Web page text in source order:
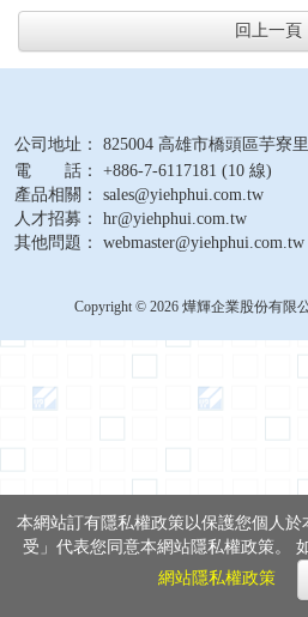
回上一頁
公司地址： 825004 高雄市橋頭區芋寮
電 話： +886-7-6117181 (10 線)
產品相關： sales@yiehphui.com.tw
人才招募： hr@yiehphui.com.tw
其他問題： webmaster@yiehphui.com.tw
Copyright © 2026 燁輝企業股份有限
本網站訂有隱私權政策以保護您個人
受」代表您同意本網站隱私權政策。
網站隱私權政策